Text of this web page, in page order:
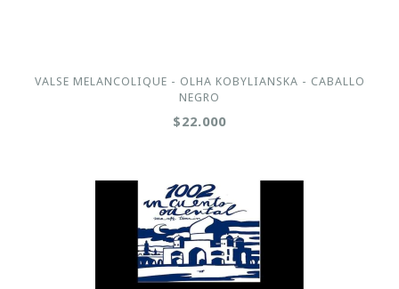
VALSE MELANCOLIQUE - OLHA KOBYLIANSKA - CABALLO
NEGRO
$22.000